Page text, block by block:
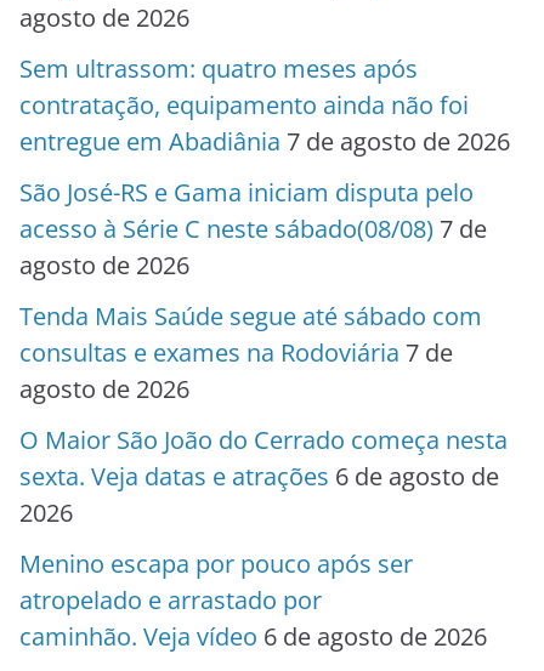
agosto de 2026
Sem ultrassom: quatro meses após
contratação, equipamento ainda não foi
entregue em Abadiânia 7 de agosto de 2026
São José-RS e Gama iniciam disputa pelo
acesso à Série C neste sábado(08/08) 7 de
agosto de 2026
Tenda Mais Saúde segue até sábado com
consultas e exames na Rodoviária 7 de
agosto de 2026
O Maior São João do Cerrado começa nesta
sexta. Veja datas e atrações 6 de agosto de
2026
Menino escapa por pouco após ser
atropelado e arrastado por
caminhão. Veja vídeo 6 de agosto de 2026